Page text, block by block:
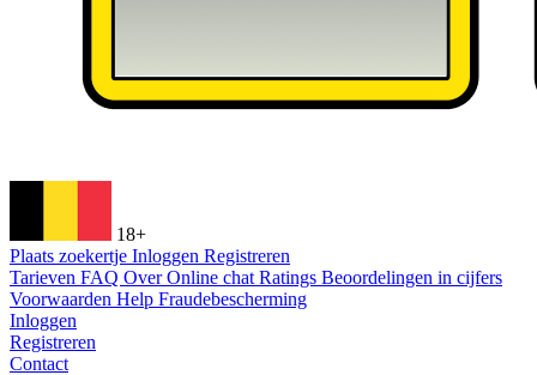
18+
Plaats zoekertje Inloggen Registreren
Tarieven FAQ OverOnline chat Ratings Beoordelingen in cijfers
Voorwaarden Help Fraudebescherming
Inloggen
Registreren
Contact